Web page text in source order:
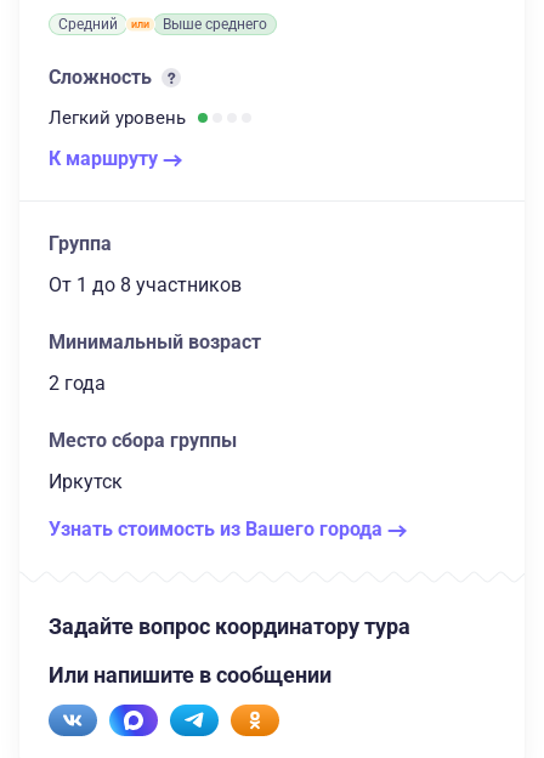
Средний Выше среднего
Сложность
Легкий уровень
К маршруту
Группа
От 1 до 8 участников
Минимальный возраст
2 года
Место сбора группы
Иркутск
Узнать стоимость из Вашего города
Задайте вопрос координатору тура
Или напишите в сообщении